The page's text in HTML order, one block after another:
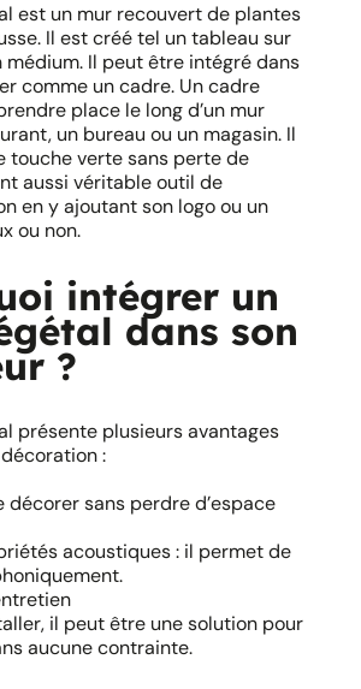
est un mur recouvert de plantes
Il est créé tel un tableau sur
médium. Il peut être intégré dans
comme un cadre. Un cadre
place le long d’un mur
un bureau ou un magasin. Il
touche verte sans perte de
aussi véritable outil de
en y ajoutant son logo ou un
ou non.
intégrer un
dans son
?
présente plusieurs avantages
:
décorer sans perdre d’espace
acoustiques : il permet de
il peut être une solution pour
aucune contrainte.